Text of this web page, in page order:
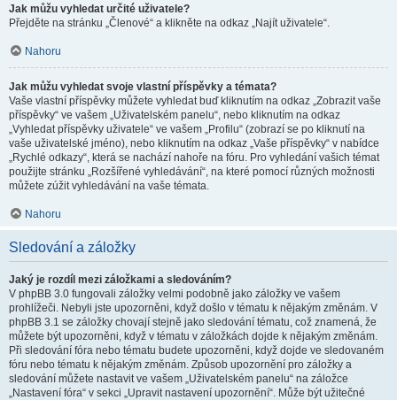
Jak můžu vyhledat určité uživatele?
Přejděte na stránku „Členové“ a klikněte na odkaz „Najít uživatele“.
Nahoru
Jak můžu vyhledat svoje vlastní příspěvky a témata?
Vaše vlastní příspěvky můžete vyhledat buď kliknutím na odkaz „Zobrazit vaše
příspěvky“ ve vašem „Uživatelském panelu“, nebo kliknutím na odkaz
„Vyhledat příspěvky uživatele“ ve vašem „Profilu“ (zobrazí se po kliknutí na
vaše uživatelské jméno), nebo kliknutím na odkaz „Vaše příspěvky“ v nabídce
„Rychlé odkazy“, která se nachází nahoře na fóru. Pro vyhledání vašich témat
použijte stránku „Rozšířené vyhledávání“, na které pomocí různých možnosti
můžete zúžit vyhledávání na vaše témata.
Nahoru
Sledování a záložky
Jaký je rozdíl mezi záložkami a sledováním?
V phpBB 3.0 fungovali záložky velmi podobně jako záložky ve vašem
prohlížeči. Nebyli jste upozorněni, když došlo v tématu k nějakým změnám. V
phpBB 3.1 se záložky chovají stejně jako sledování tématu, což znamená, že
můžete být upozorněni, když v tématu v záložkách dojde k nějakým změnám.
Při sledování fóra nebo tématu budete upozorněni, když dojde ve sledovaném
fóru nebo tématu k nějakým změnám. Způsob upozornění pro záložky a
sledování můžete nastavit ve vašem „Uživatelském panelu“ na záložce
„Nastavení fóra“ v sekci „Upravit nastavení upozornění“. Může být užitečné